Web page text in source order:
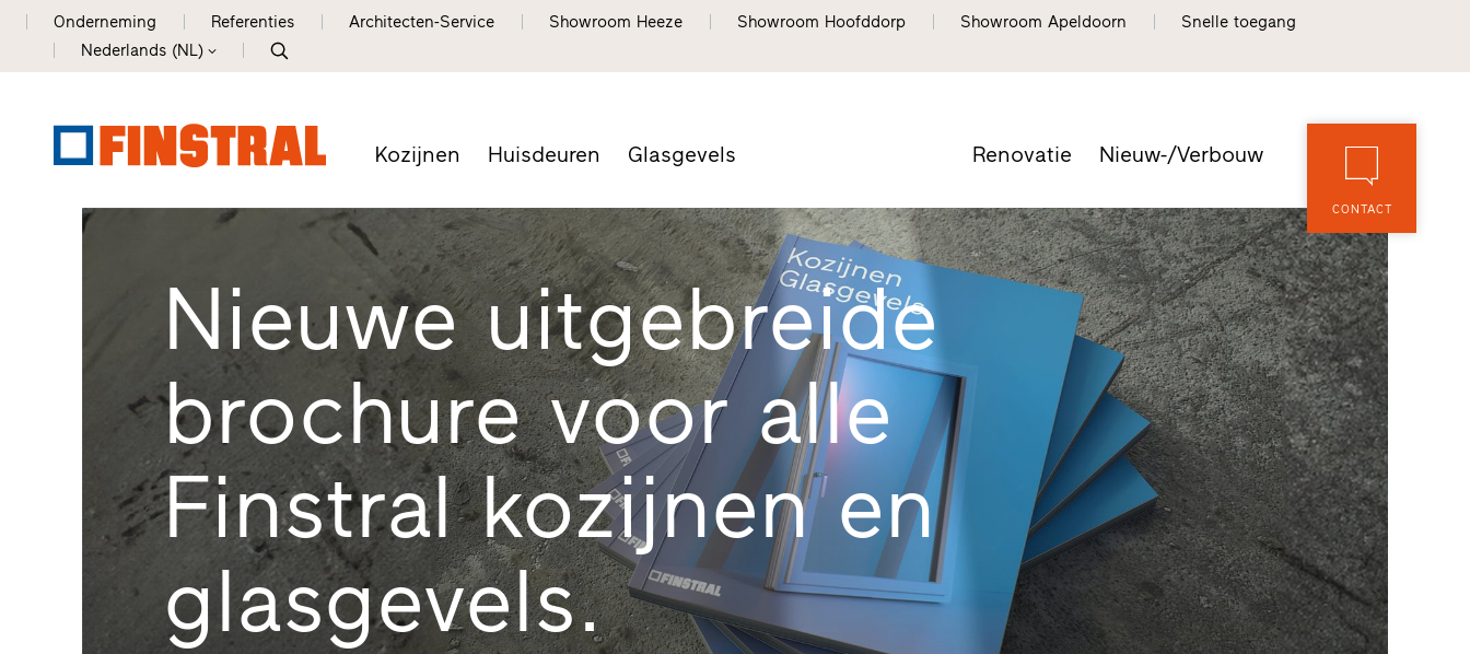
Onderneming Referenties Architecten-Service Showroom Heeze Showroom Hoofddorp Showroom Apeldoorn
Snelle toegang
Nederlands (NL)
Kozijnen Huisdeuren Glasgevels Renovatie Nieuw-/Verbouw
CONTACT
Nieuwe uitgebreide
brochure voor alle
Finstral kozijnen en
glasgevels.